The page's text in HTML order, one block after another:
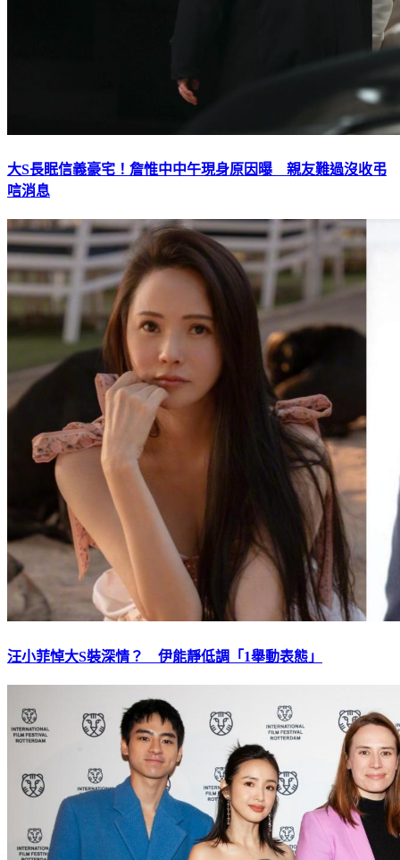
大S長眠信義豪宅！詹惟中中午現身原因曝 親友難過沒收弔
唁消息
汪小菲悼大S裝深情？ 伊能靜低調「1舉動表態」